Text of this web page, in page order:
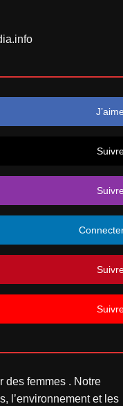
des femmes . Notre
l’environnement et les